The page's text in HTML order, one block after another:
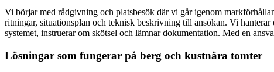
Vi börjar med rådgivning och platsbesök där vi går igenom
ritningar, situationsplan och teknisk beskrivning till ansökan. Vi
systemet, instruerar om skötsel och lämnar dokumentation. Med en
Lösningar som fungerar på berg och kustnära tomter